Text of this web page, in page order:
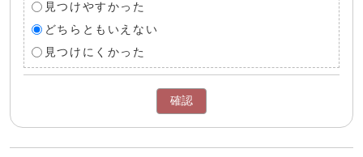
見つけやすかった
どちらともいえない
見つけにくかった
確認